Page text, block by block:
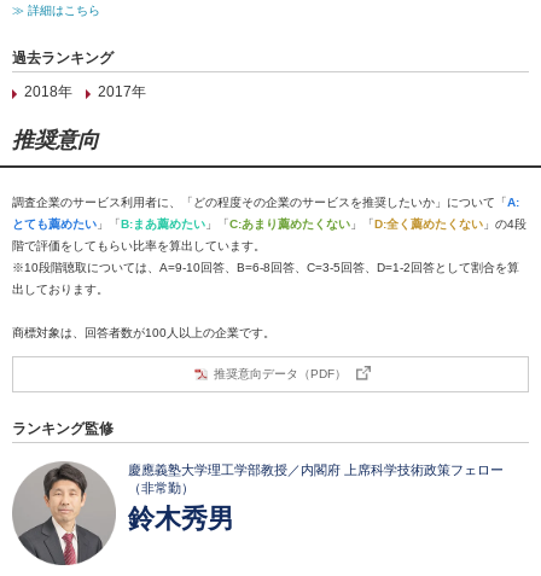
≫ 詳細はこちら
過去ランキング
2018年
2017年
推奨意向
調査企業のサービス利用者に、「どの程度その企業のサービスを推奨したいか」について「A:
とても薦めたい 」「B:まあ薦めたい 」「C:あまり薦めたくない 」「D:全く薦めたくない 」の4段
階で評価をしてもらい比率を算出しています。
※10段階聴取については、A=9-10回答、B=6-8回答、C=3-5回答、D=1-2回答として割合を算
出しております。
商標対象は、回答者数が100人以上の企業です。
推奨意向データ（PDF）
ランキング監修
慶應義塾大学理工学部教授／内閣府 上席科学技術政策フェロー
（非常勤）
鈴木秀男